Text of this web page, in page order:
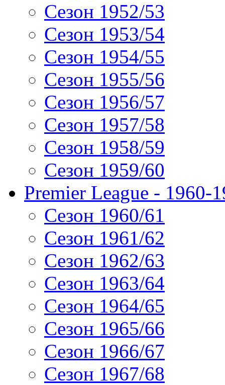
Сезон 1952/53
Сезон 1953/54
Сезон 1954/55
Сезон 1955/56
Сезон 1956/57
Сезон 1957/58
Сезон 1958/59
Сезон 1959/60
Premier League - 1960-
Сезон 1960/61
Сезон 1961/62
Сезон 1962/63
Сезон 1963/64
Сезон 1964/65
Сезон 1965/66
Сезон 1966/67
Сезон 1967/68